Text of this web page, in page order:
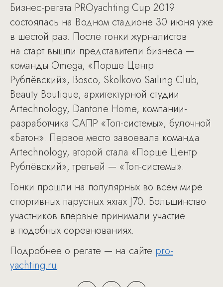
Бизнес-регата PROyachting Cup 2019
состоялась на Водном стадионе 30 июня уже
в шестой раз. После гонки журналистов
на старт вышли представители бизнеса —
команды Omega, «Порше Центр
Рублёвский», Bosco, Skolkovo Sailing Club,
Beauty Boutique, архитектурной студии
Artechnology, Dantone Home, компании-
разработчика САПР «Топ-системы», булочной
«Батон». Первое место завоевала команда
Artechnology, второй стала «Порше Центр
Рублёвский», третьей — «Топ-системы».
Гонки прошли на популярных во всём мире
спортивных парусных яхтах J70. Большинство
участников впервые принимали участие
в подобных соревнованиях.
Подробнее о регате — на сайте pro-
yachting.ru.